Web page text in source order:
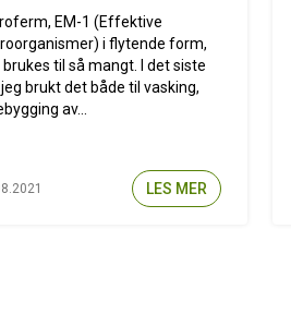
EM-1 (Effektive
i flytende form,
brukes til så mangt. I det siste
jeg brukt det både til vasking,
av...
LES MER